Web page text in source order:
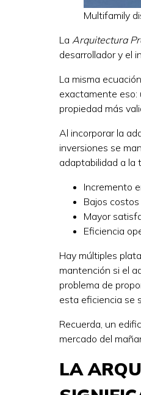
Multifamily
La Arquitectura
desarrollador y el
La misma
exactamente eso:
propiedad más
Al incorporar la
inversiones se
adaptabilidad a la
Incremento
Bajos
Mayor
Eficiencia
Hay múltiples
mantención si el
problema de
esta eficiencia se
Recuerda, un
mercado del
LA